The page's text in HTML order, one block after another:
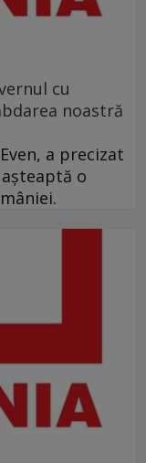
cu
noastră
a precizat
o